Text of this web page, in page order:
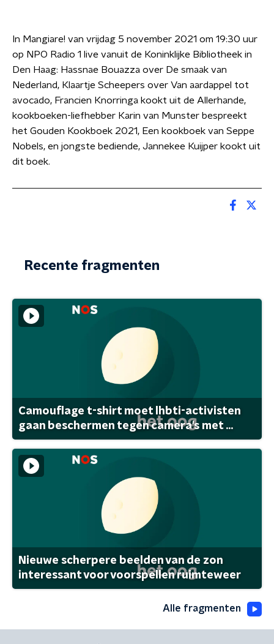
In Mangiare! van vrijdag 5 november 2021 om 19:30 uur
op NPO Radio 1 live vanuit de Koninklijke Bibliotheek in
Den Haag: Hassnae Bouazza over De smaak van
Nederland, Klaartje Scheepers over Van aardappel tot
avocado, Francien Knorringa kookt uit de Allerhande,
kookboeken-liefhebber Karin van Munster bespreekt
het Gouden Kookboek 2021, Een kookboek van Seppe
Nobels, en jongste bediende, Jannekee Kuijper kookt uit
dit boek.
Recente fragmenten
Camouflage t-shirt moet lhbti-activisten
gaan beschermen tegen camera's met ...
Nieuwe scherpere beelden van de zon
interessant voor voorspellen ruimteweer
Alle fragmenten